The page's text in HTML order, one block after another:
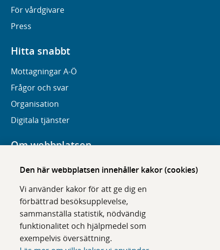
Den här webbplatsen innehåller kakor (cookies)
Vi använder kakor för att ge dig en
förbättrad besöksupplevelse,
sammanställa statistik, nödvändig
funktionalitet och hjälpmedel som
exempelvis översättning.
För vårdgivare
Press
Hitta snabbt
Mottagningar A-Ö
Frågor och svar
Organisation
Digitala tjänster
Om webbplatsen
Om karolinska.se
Tillgänglighet
Om cookies
Följ oss i sociala medier